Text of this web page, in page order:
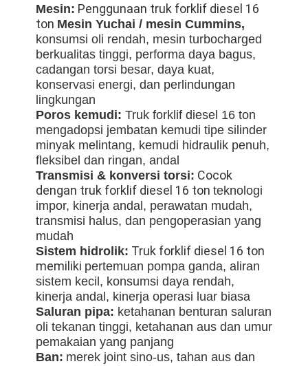
Mesin: Penggunaan truk forklif diesel 16
ton Mesin Yuchai / mesin Cummins,
konsumsi oli rendah, mesin turbocharged
berkualitas tinggi, performa daya bagus,
cadangan torsi besar, daya kuat,
konservasi energi, dan perlindungan
lingkungan
Poros kemudi: Truk forklif diesel 16 ton
mengadopsi jembatan kemudi tipe silinder
minyak melintang, kemudi hidraulik penuh,
fleksibel dan ringan, andal
Transmisi & konversi torsi: Cocok
dengan truk forklif diesel 16 ton teknologi
impor, kinerja andal, perawatan mudah,
transmisi halus, dan pengoperasian yang
mudah
Sistem hidrolik: Truk forklif diesel 16 ton
memiliki pertemuan pompa ganda, aliran
sistem kecil, konsumsi daya rendah,
kinerja andal, kinerja operasi luar biasa
Saluran pipa: ketahanan benturan saluran
oli tekanan tinggi, ketahanan aus dan umur
pemakaian yang panjang
Ban: merek joint sino-us, tahan aus dan